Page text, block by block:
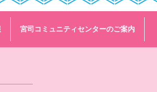
宮司コミュニティセンターのご案内